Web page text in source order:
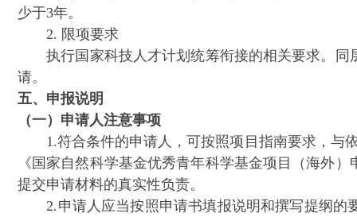
少于3年。
2. 限项要求
执行国家科技人才计划统筹衔接的相关要求。同
请。
五、申报说明
（一）申请人注意事项
1.符合条件的申请人，可按照项目指南要求，与依
《国家自然科学基金优秀青年科学基金项目（海外
提交申请材料的真实性负责。
2.申请人应当按照申请书填报说明和撰写提纲的